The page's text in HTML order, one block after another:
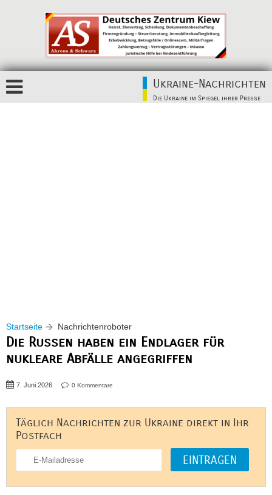
Ukraine-Nachrichten
Die Ukraine im Spiegel ihrer Presse
Startseite Nachrichtenroboter
Die Russen haben ein Endlager für
nukleare Abfälle angegriffen
7. Juni 2026 0 Kommentare
Täglich Nachrichten zur Ukraine direkt in Ihr
Postfach